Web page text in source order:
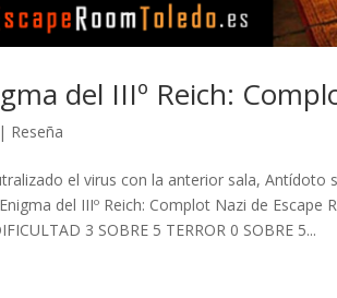
del IIIº Reich:
| Reseña
el virus con la anterior sala, Antídoto
del IIIº Reich: Complot Nazi de Escape
3 SOBRE 5 TERROR 0 SOBRE 5...